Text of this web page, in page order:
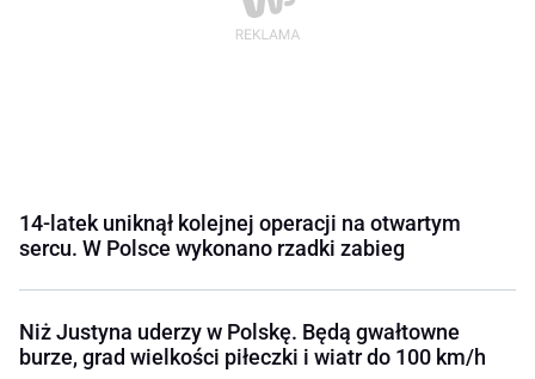
14-latek uniknął kolejnej operacji na otwartym
sercu. W Polsce wykonano rzadki zabieg
Niż Justyna uderzy w Polskę. Będą gwałtowne
burze, grad wielkości piłeczki i wiatr do 100 km/h